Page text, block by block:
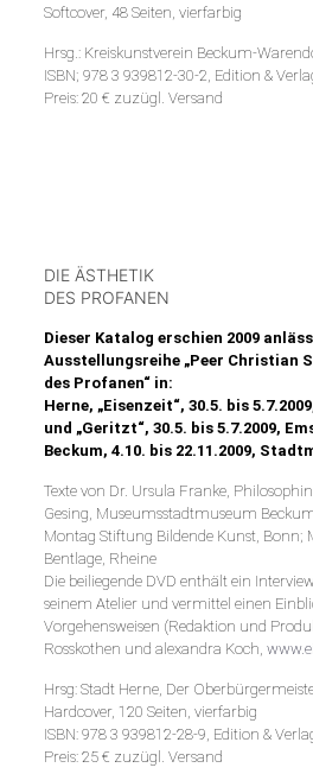
Softcover, 48 Seiten, vierfarbig
Hrsg.: Kreiskunstverein Beckum-
ISBN; 978 3 939812-30-2, Edition &
Preis: 20 € zuzügl. Versand
DIE ÄSTHETIK
DES PROFANEN
Dieser Katalog erschien 2009
Ausstellungsreihe „Peer Christian
des Profanen“ in:
Herne, „Eisenzeit“, 30.5. bis
und „Geritzt“, 30.5. bis 5.7.2009,
Beckum, 4.10. bis 22.11.2009,
Texte von Dr. Ursula Franke,
Gesing, Museumsstadtmuseum
Montag Stiftung Bildende Kunst, Bonn;
Bentlage, Rheine
Die beiliegende DVD enthält ein
seinem Atelier und vermittel einen
Vorgehensweisen (Redaktion und
Rosskothen und alexandra Koch,
Hrsg: Stadt Herne, Der
Hardcover, 120 Seiten, vierfarbig
ISBN: 978 3 939812-28-9, Edition &
Preis: 25 € zuzügl. Versand